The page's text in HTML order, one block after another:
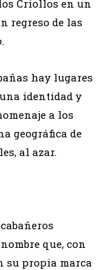
Criollos en un
regreso de las
hay lugares
identidad y
a los
geográfica de
al azar.
que, con
su propia marca